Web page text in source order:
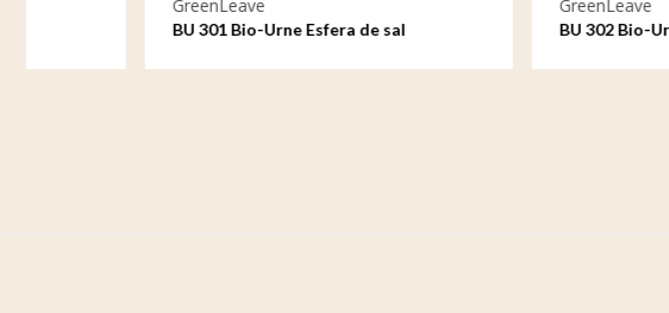
BU 301 Bio-Urne Esfera de sal BU 302 Bio-Urne Samsara